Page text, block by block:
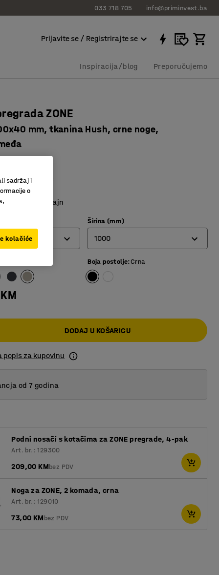
033 718 705 info@priminvest.ba
Prijavite se / Registrirajte se
Inspiracija/blog Preporučujemo
ZONE
mm, tkanina Hush, crne noge,
upijanje buke
i moderan dizajn
Širina (mm)
1000
800
Boja postolje:Crna
DODAJ U KOŠARICU
popis za kupovinu
od 7 godina
Podni nosači s kotačima za ZONE pregrade, 4-pak
Art. br.: 129300
209,00 KMbez PDV
Noga za ZONE, 2 komada, crna
Art. br.: 129010
73,00 KMbez PDV
sadržaj i
o
kolačiće